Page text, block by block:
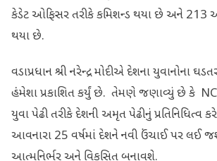
કેડેટ ઓફિસર તરીકે કમિશન્ડ થયા છે અને 213
થયા છે.
વડાપ્રધાન શ્રી નરેન્દ્ર મોદીએ દેશના યુવાનોના
હંમેશા પ્રકાશિત કર્યું છે. તેમણે જણાવ્યું છે કે
યુવા પેઢી તરીકે દેશની અમૃત પેઢીનું
આવનારા 25 વર્ષમાં દેશને નવી ઉંચાઈ પર લઈ
આત્મનિર્ભર અને વિકસિત બનાવશે.